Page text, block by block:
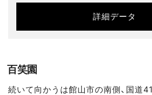
詳細データ
百笑園
続いて向かうは館山市の南側、国道